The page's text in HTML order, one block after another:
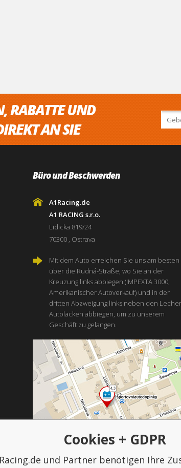
RABATTE UND
AN SIE
Büro und Beschwerden
A1Racing.de
A1 RACING s.r.o.
Lidicka 819/24
70300 , Ostrava
Mit dem Auto erreichen Sie uns am besten
über die Rudná-Straße, wo Sie an der
Kreuzung links abbiegen (IMPEXTA 3000,
Amerikanischer Autoverkauf) und in der
dritten Abzweigung links neben den
Autolacken abbiegen, um zu unserem
Geschäft zu gelangen.
Cookies + GDPR
und Partner benötigen Ihre